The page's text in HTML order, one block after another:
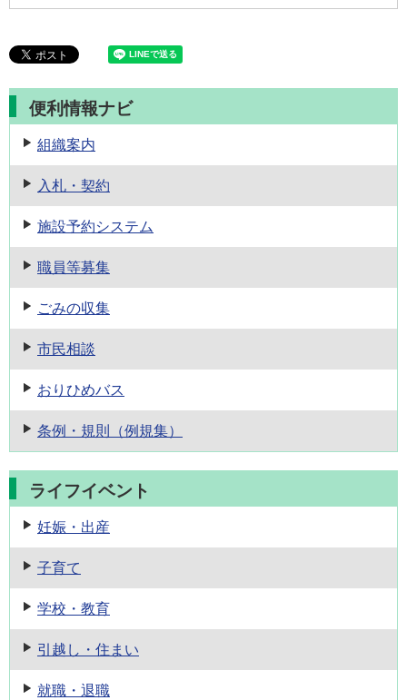
便利情報ナビ
組織案内
入札・契約
施設予約システム
職員等募集
ごみの収集
市民相談
おりひめバス
条例・規則 （例規集）
ライフイベント
妊娠・出産
子育て
学校・教育
引越し・住まい
就職・退職